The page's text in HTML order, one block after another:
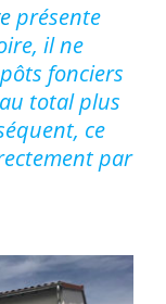
présente
il ne
fonciers
total plus
ce
par